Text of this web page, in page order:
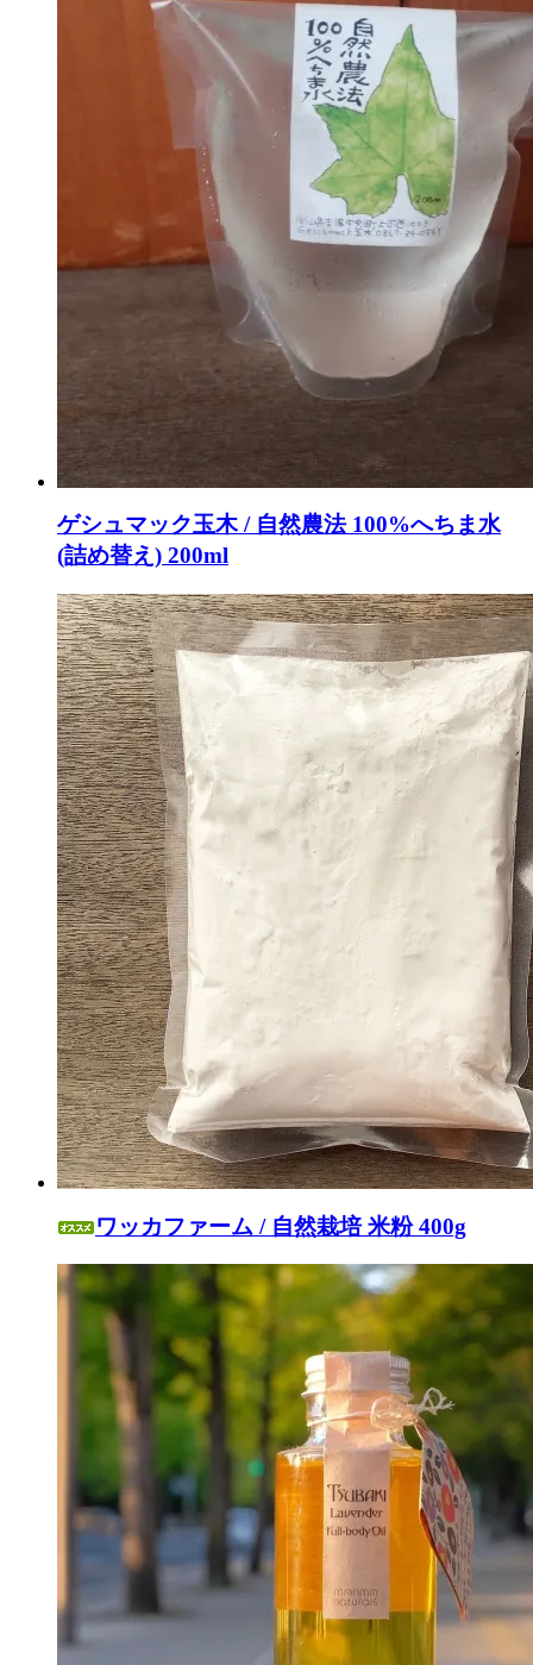
ゲシュマック玉木 / 自然農法 100%へちま水
(詰め替え) 200ml
ワッカファーム / 自然栽培 米粉 400g